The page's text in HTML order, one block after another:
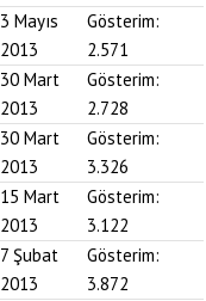
3 Mayıs
2013
Gösterim:
2.571
30 Mart
2013
Gösterim:
2.728
30 Mart
2013
Gösterim:
3.326
15 Mart
2013
Gösterim:
3.122
7 Şubat
2013
Gösterim:
3.872